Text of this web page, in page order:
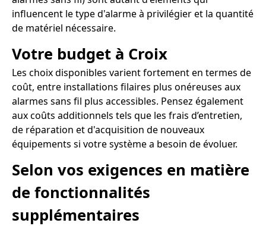
influencent le type d'alarme à privilégier et la quantité
de matériel nécessaire.
Votre budget à Croix
Les choix disponibles varient fortement en termes de
coût, entre installations filaires plus onéreuses aux
alarmes sans fil plus accessibles. Pensez également
aux coûts additionnels tels que les frais d’entretien,
de réparation et d'acquisition de nouveaux
équipements si votre système a besoin de évoluer.
Selon vos exigences en matière
de fonctionnalités
supplémentaires